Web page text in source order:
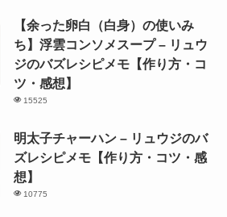
【余った卵白（白身）の使いみ
ち】浮雲コンソメスープ – リュウ
ジのバズレシピメモ【作り方・コ
ツ・感想】
15525
明太子チャーハン – リュウジのバ
ズレシピメモ【作り方・コツ・感
想】
10775